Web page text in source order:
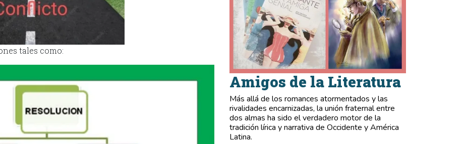
tales como:
Amigos de la Literatura
Más allá de los romances atormentados y las
rivalidades encarnizadas, la unión fraternal entre
dos almas ha sido el verdadero motor de la
tradición lírica y narrativa de Occidente y América
Latina.